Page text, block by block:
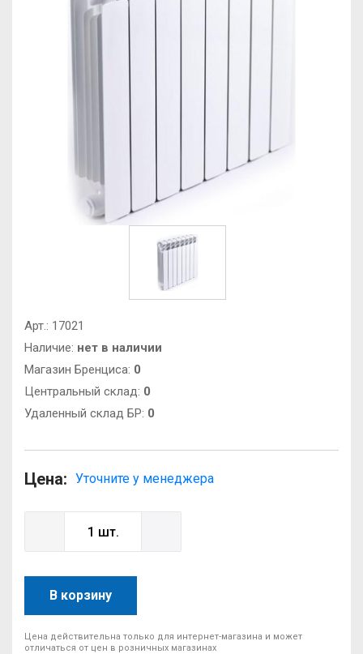
Арт.: 17021
Наличие: нет в наличии
Магазин Бренциса: 0
Центральный склад: 0
Удаленный склад БР: 0
Цена: Уточните у менеджера
В корзину
Цена действительна только для интернет-магазина и может
отличаться от цен в розничных магазинах